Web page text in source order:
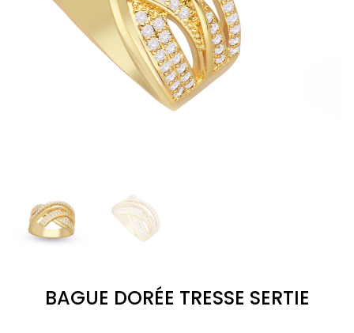
BAGUE DORÉE TRESSE SERTIE